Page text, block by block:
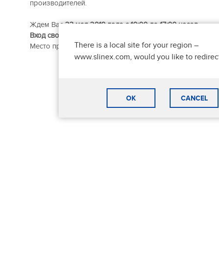
производителей.
Ждем Вас23 мая 2019 года с 10:00 до 17:00 часов.
Вход свободный. Регистрация на www.electricforum.ru
Место проведения: г. Челябинск, ул. Труда, д. 183, ТРК
There is a local site for your region –
www.slinex.com, would you like to
OK CANCEL